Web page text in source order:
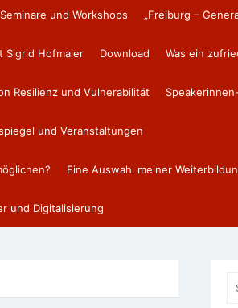
und Workshops „Freiburg –
Sigrid Hofmaier Download Was ein
Resilienz und Vulnerabilität
und Veranstaltungen
Eine Auswahl meiner
und Digitalisierung